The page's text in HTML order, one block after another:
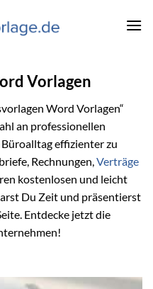
Vorlagen
Word Vorlagen“
an professionellen
effizienter zu
Rechnungen,Verträge
kostenlosen und leicht
Du Zeit und präsentierst
Entdecke jetzt die